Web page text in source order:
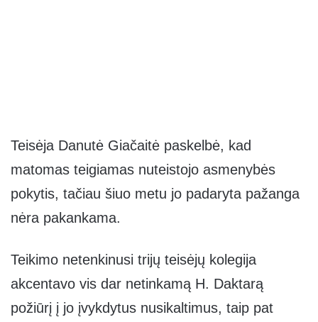
Teisėja Danutė Giačaitė paskelbė, kad
matomas teigiamas nuteistojo asmenybės
pokytis, tačiau šiuo metu jo padaryta pažanga
nėra pakankama.
Teikimo netenkinusi trijų teisėjų kolegija
akcentavo vis dar netinkamą H. Daktarą
požiūrį į jo įvykdytus nusikaltimus, taip pat